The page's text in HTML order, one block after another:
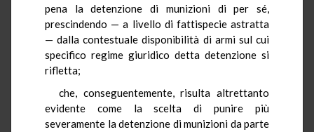
pena la detenzione di munizioni di per sé,
prescindendo — a livello di fattispecie astratta
— dalla contestuale disponibilità di armi sul cui
specifico regime giuridico detta detenzione si
rifletta;
che, conseguentemente, risulta altrettanto
evidente come la scelta di punire più
severamente la detenzione di munizioni da parte